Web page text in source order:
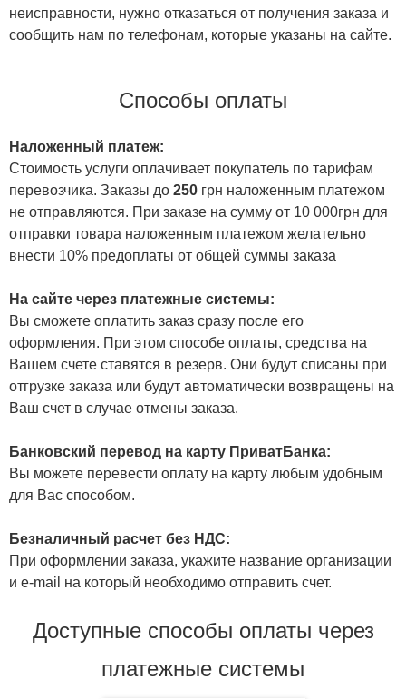
неисправности, нужно отказаться от получения заказа и
сообщить нам по телефонам, которые указаны на сайте.
Способы оплаты
Наложенный платеж:
Стоимость услуги оплачивает покупатель по тарифам
перевозчика. Заказы до 250 грн наложенным платежом
не отправляются. При заказе на сумму от 10 000грн для
отправки товара наложенным платежом желательно
внести 10% предоплаты от общей суммы заказа
На сайте через платежные системы:
Вы сможете оплатить заказ сразу после его
оформления. При этом способе оплаты, средства на
Вашем счете ставятся в резерв. Они будут списаны при
отгрузке заказа или будут автоматически возвращены на
Ваш счет в случае отмены заказа.
Банковский перевод на карту ПриватБанка:
Вы можете перевести оплату на карту любым удобным
для Вас способом.
Безналичный расчет без НДС:
При оформлении заказа, укажите название организации
и e-mail на который необходимо отправить счет.
Доступные способы оплаты через
платежные системы